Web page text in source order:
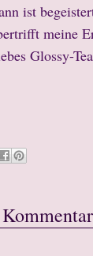
ist
meine
Glossy-